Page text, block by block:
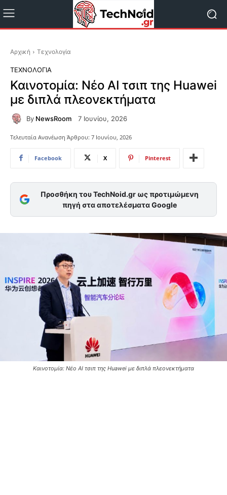
Αρχική Τεχνολογία
ΤΕΧΝΟΛΟΓΊΑ
Καινοτομία: Νέο AI τσιπ της Huawei
με διπλά πλεονεκτήματα
By NewsRoom 7 Ιουνίου, 2026
Τελευταία Ανανέωση Άρθρου: 7 Ιουνίου, 2026
Facebook X Pinterest
Προσθήκη του TechNoid.gr ως προτιμώμενη
πηγή στα αποτελέσματα Google
Καινοτομία: Νέο AI τσιπ της Huawei με διπλά πλεονεκτήματα